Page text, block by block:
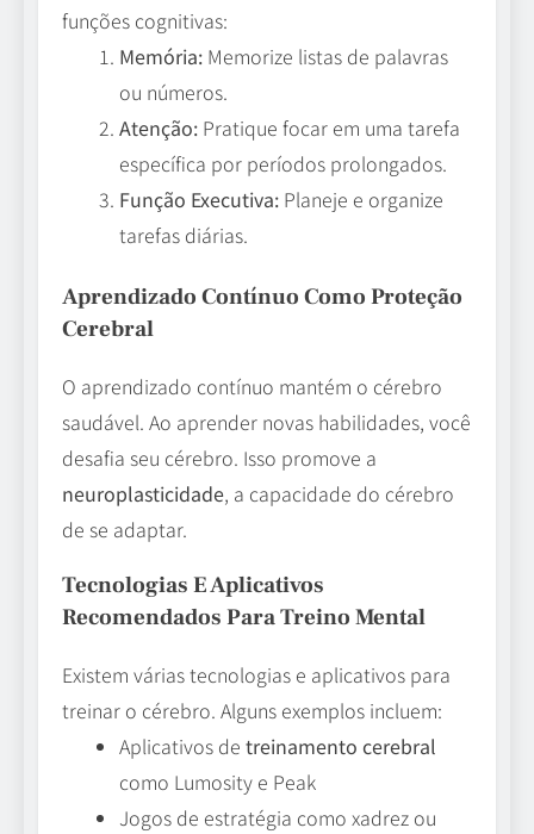
funções cognitivas:
Memória: Memorize listas de palavras
ou números.
Atenção: Pratique focar em uma tarefa
específica por períodos prolongados.
Função Executiva: Planeje e organize
tarefas diárias.
Aprendizado Contínuo Como Proteção
Cerebral
O aprendizado contínuo mantém o cérebro
saudável. Ao aprender novas habilidades, você
desafia seu cérebro. Isso promove a
neuroplasticidade, a capacidade do cérebro
de se adaptar.
Tecnologias E Aplicativos
Recomendados Para Treino Mental
Existem várias tecnologias e aplicativos para
treinar o cérebro. Alguns exemplos incluem:
Aplicativos de treinamento cerebral
como Lumosity e Peak
Jogos de estratégia como xadrez ou